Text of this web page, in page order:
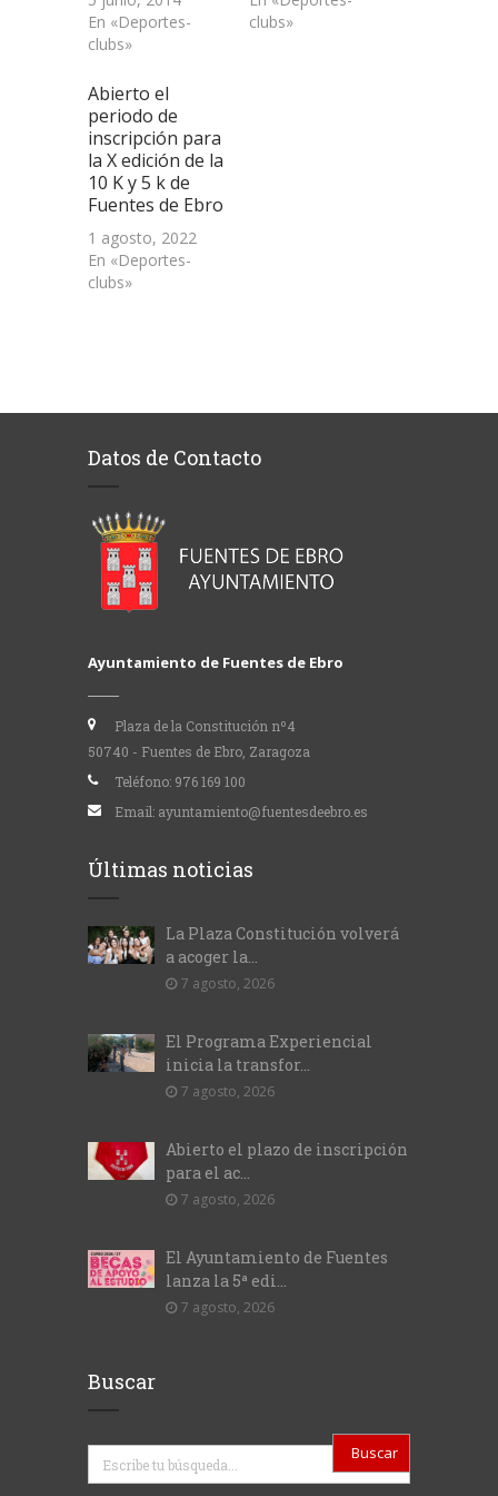
En «Deportes-
clubs»
clubs»
Abierto el
periodo de
inscripción para
la X edición de la
10 K y 5 k de
Fuentes de Ebro
1 agosto, 2022
En «Deportes-
clubs»
Datos de Contacto
Ayuntamiento de Fuentes de Ebro
Plaza de la Constitución nº4
50740 - Fuentes de Ebro, Zaragoza
Teléfono: 976 169 100
Email: ayuntamiento@fuentesdeebro.es
Últimas noticias
La Plaza Constitución volverá
a acoger la...
7 agosto, 2026
El Programa Experiencial
inicia la transfor...
7 agosto, 2026
Abierto el plazo de inscripción
para el ac...
7 agosto, 2026
El Ayuntamiento de Fuentes
lanza la 5ª edi...
7 agosto, 2026
Buscar
Buscar